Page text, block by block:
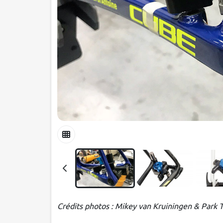
Crédits photos : Mikey van Kruiningen & Park